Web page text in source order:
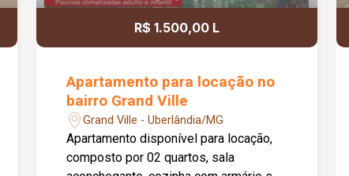
R$ 1.500,00 L
Apartamento para locação no
bairro Grand Ville
Grand Ville - Uberlândia/MG
Apartamento disponível para locação,
composto por 02 quartos, sala